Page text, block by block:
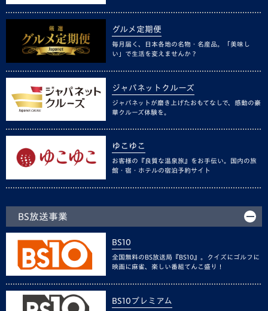
グルメ定期便
毎月届く、日本各地の名物・名産品。「美味し
い」で生活を変えませんか？
ジャパネットクルーズ
ジャパネットが磨き上げたおもてなしで、感動の豪
華クルーズ体験を。
ゆこゆこ
お客様の『良質な温泉旅』をお手伝い。国内の旅
館・宿・ホテルの宿泊予約サイト
BS放送事業
BS10
全国無料のBS放送局『BS10』。クイズにゴルフに
映画に麻雀、楽しい番組てんこ盛り！
BS10プレミアム